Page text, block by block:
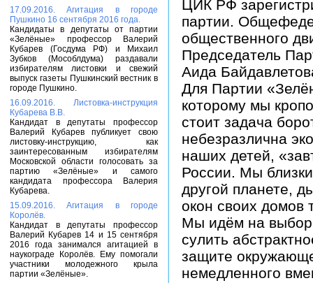
17.09.2016. Агитация в городе
Пушкино 16 сентября 2016 года.
Кандидаты в депутаты от партии
«Зелёные» профессор Валерий
Кубарев (Госдума РФ) и Михаил
Зубков (Мособлдума) раздавали
избирателям листовки и свежий
выпуск газеты Пушкинский вестник в
городе Пушкино.
16.09.2016. Листовка-инструкция
Кубарева В.В.
Кандидат в депутаты профессор
Валерий Кубарев публикует свою
листовку-инструкцию, как
заинтересованным избирателям
Московской области голосовать за
партию «Зелёные» и самого
кандидата профессора Валерия
Кубарева.
15.09.2016. Агитация в городе
Королёв.
Кандидат в депутаты профессор
Валерий Кубарев 14 и 15 сентября
2016 года занимался агитацией в
наукограде Королёв. Ему помогали
участники молодежного крыла
партии «Зелёные».
ЦИК РФ
партии.
общественного
Председатель
Аида
Для Партии
которому мы
стоит задача
небезразлична
наших детей,
России. Мы
другой планете,
окон своих домов
Мы идём на
сулить
защите
немедленного